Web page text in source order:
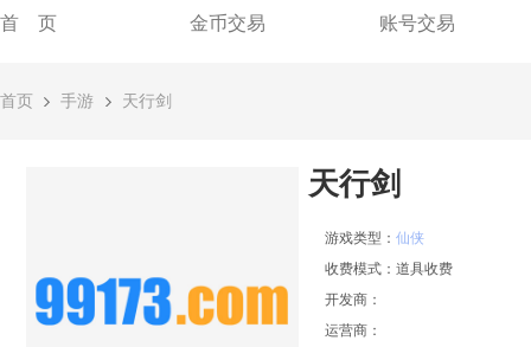
首 页 金币交易 账号交易
首页 手游 天行剑
天行剑
游戏类型： 仙侠
收费模式： 道具收费
开发商：
运营商：